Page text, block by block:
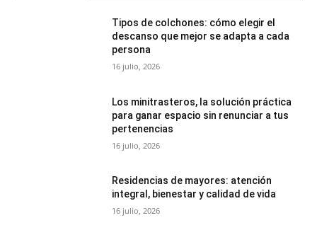
Tipos de colchones: cómo elegir el
descanso que mejor se adapta a cada
persona
16 julio, 2026
Los minitrasteros, la solución práctica
para ganar espacio sin renunciar a tus
pertenencias
16 julio, 2026
Residencias de mayores: atención
integral, bienestar y calidad de vida
16 julio, 2026